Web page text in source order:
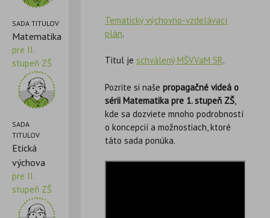
SADA TITULOV
Matematika
pre II.
stupeň ZŠ
SADA
TITULOV
Etická
výchova
pre II.
stupeň ZŠ
Tematický výchovno-vzdelávací
plán.
Titul jeschválený MŠVVaM SR.
Pozrite si našepropagačné videá o
sérii Matematika pre 1. stupeň ZŠ,
kde sa dozviete mnoho podrobností
o koncepcií a možnostiach, ktoré
táto sada ponúka.